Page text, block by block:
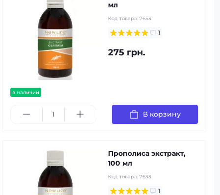
в наличии
мл
Код товара: 7653
1
275 грн.
В корзину
Прополиса экстракт,
100 мл
Код товара: 7633
1